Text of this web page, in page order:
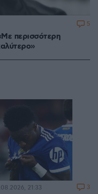
περισσότερη
5
21:33 3